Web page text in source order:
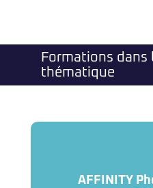
Formations dans
thématique
AFFINITY